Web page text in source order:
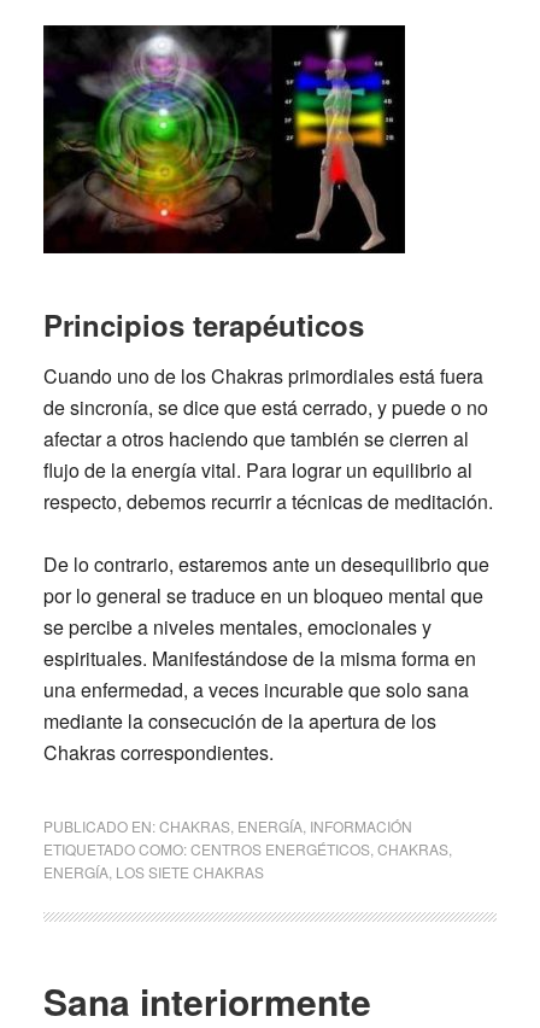
Principios terapéuticos
Cuando uno de losChakrasprimordiales está fuera
de sincronía, se dice que está cerrado, y puede o no
afectar a otros haciendo que también se cierren al
flujo de la energía vital. Para lograr un equilibrio al
respecto, debemos recurrir a técnicas de meditación.
De lo contrario, estaremos ante un desequilibrio que
por lo general se traduce en un bloqueo mental que
se percibe a niveles mentales, emocionales y
espirituales. Manifestándose de la misma forma en
una enfermedad, a veces incurable que solo sana
mediante la consecución de la apertura de los
Chakrascorrespondientes.
PUBLICADO EN:CHAKRAS, ENERGÍA, INFORMACIÓN
ETIQUETADO COMO:CENTROS ENERGÉTICOS, CHAKRAS,
ENERGÍA, LOS SIETE CHAKRAS
Sana interiormente